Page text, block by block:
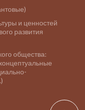
и ценностей
развития
общества: